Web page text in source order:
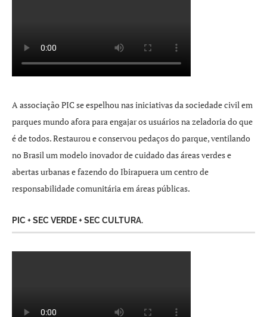
A associação PIC se espelhou nas iniciativas da sociedade civil em
parques mundo afora para engajar os usuários na zeladoria do que
é de todos. Restaurou e conservou pedaços do parque, ventilando
no Brasil um modelo inovador de cuidado das áreas verdes e
abertas urbanas e fazendo do Ibirapuera um centro de
responsabilidade comunitária em áreas públicas.
PIC + SEC VERDE + SEC CULTURA.